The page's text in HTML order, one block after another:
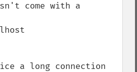
come with a
a long connection